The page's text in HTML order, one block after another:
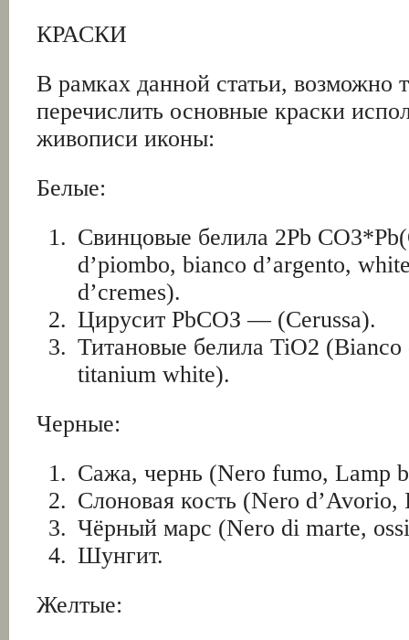
КРАСКИ
В рамках данной статьи, возможно
перечислить основные краски
живописи иконы:
Белые:
Свинцовые белила 2Pb
d’piombo, bianco d’argento,
d’cremes).
Цирусит РbСОЗ — (Cerussa).
Титановые белила TiO2
titanium white).
Черные:
Сажа, чернь (Nero fumo, Lamp
Слоновая кость (Nero
Чёрный марс (Nero di marte,
Шунгит.
Желтые: